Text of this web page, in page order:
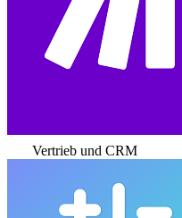
Vertrieb und CRM